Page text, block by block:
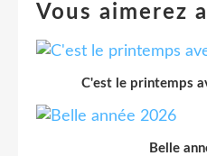
Vous aimerez
C'est le printemps
Belle